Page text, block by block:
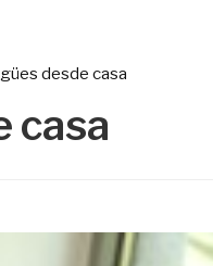
desde casa
casa